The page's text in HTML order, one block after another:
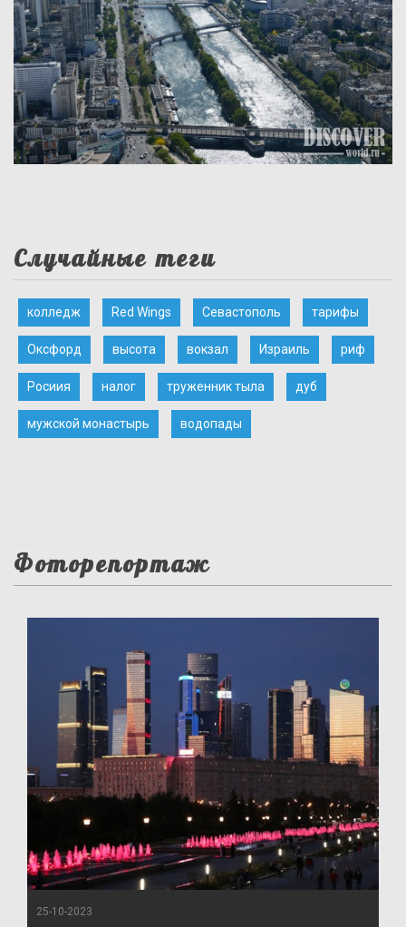
Случайные теги
колледж Red Wings Севастополь тарифы
Оксфорд высота вокзал Израиль риф
Росиия налог труженник тыла дуб
мужской монастырь водопады
Фоторепортаж
25-10-2023